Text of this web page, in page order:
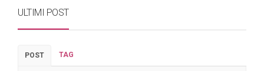
ULTIMI POST
POST TAG